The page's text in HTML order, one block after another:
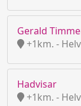
Gerald
+1km. -
Hadvisar
+1km. -